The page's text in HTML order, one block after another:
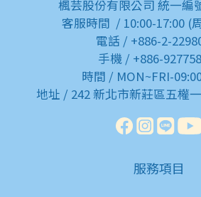
楓芸股份有限公司 統一編
客服時間 / 10:00-17:00 (
電話 / +886-2-
手機 / +886-
時間 / MON~FRI-
地址 / 242 新北市新莊區五權
服務項目